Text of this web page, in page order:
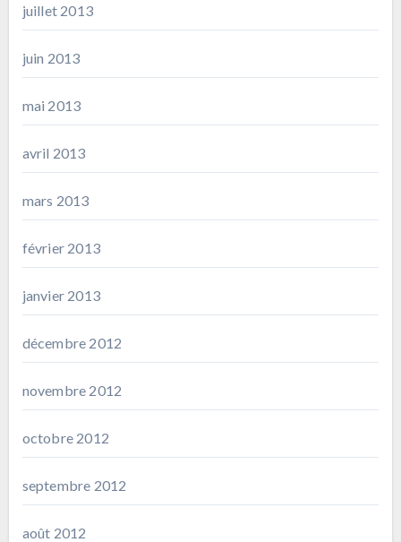
juillet 2013
juin 2013
mai 2013
avril 2013
mars 2013
février 2013
janvier 2013
décembre 2012
novembre 2012
octobre 2012
septembre 2012
août 2012